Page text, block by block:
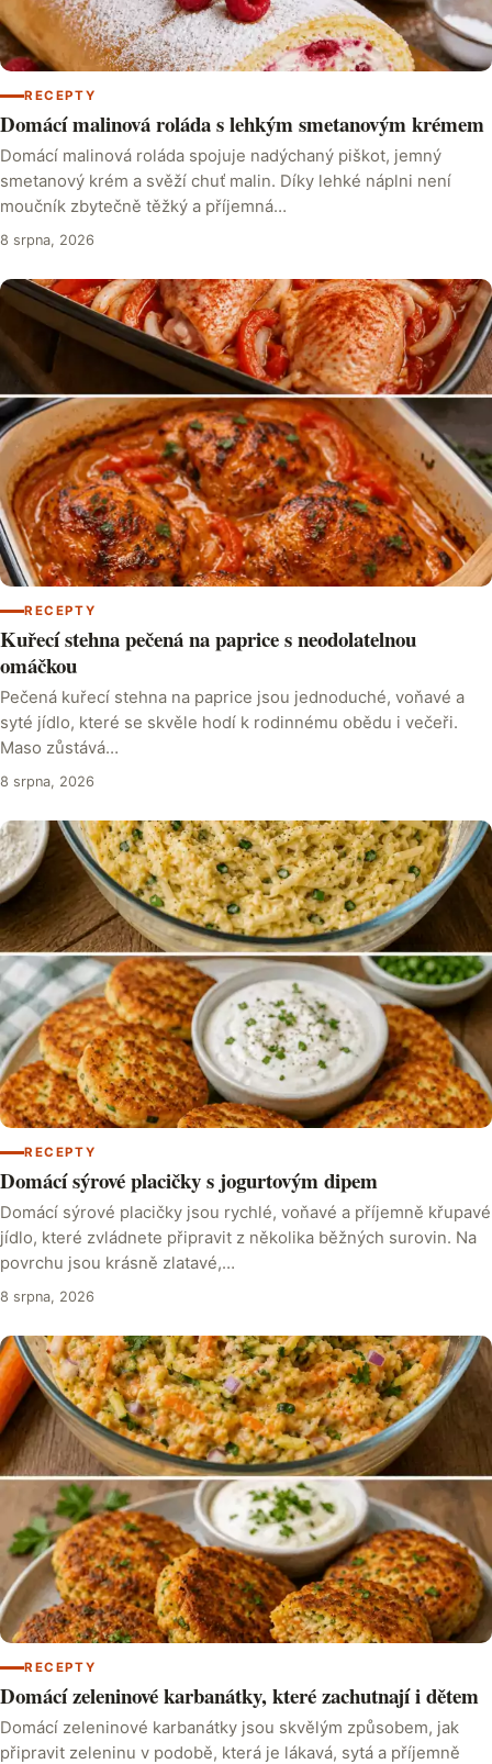
RECEPTY
Domácí malinová roláda s lehkým smetanovým krémem
Domácí malinová roláda spojuje nadýchaný piškot, jemný
smetanový krém a svěží chuť malin. Díky lehké náplni není
moučník zbytečně těžký a příjemná…
8 srpna, 2026
RECEPTY
Kuřecí stehna pečená na paprice s neodolatelnou
omáčkou
Pečená kuřecí stehna na paprice jsou jednoduché, voňavé a
syté jídlo, které se skvěle hodí k rodinnému obědu i večeři.
Maso zůstává…
8 srpna, 2026
RECEPTY
Domácí sýrové placičky s jogurtovým dipem
Domácí sýrové placičky jsou rychlé, voňavé a příjemně křupavé
jídlo, které zvládnete připravit z několika běžných surovin. Na
povrchu jsou krásně zlatavé,…
8 srpna, 2026
RECEPTY
Domácí zeleninové karbanátky, které zachutnají i dětem
Domácí zeleninové karbanátky jsou skvělým způsobem, jak
připravit zeleninu v podobě, která je lákavá, sytá a příjemně